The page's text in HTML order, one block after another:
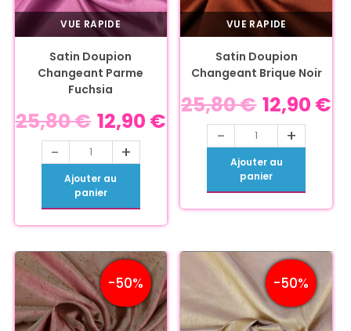
VUE RAPIDE
Satin Doupion
Changeant Parme
Fuchsia
25,80€ 12,90 €
- +
Ajouter au
panier
VUE RAPIDE
Satin Doupion
Changeant Brique Noir
25,80€ 12,90 €
- +
Ajouter au
panier
-50% -50%